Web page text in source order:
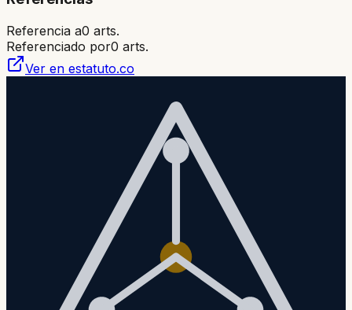
Referencia a0 arts.
Referenciado por0 arts.
Ver en estatuto.co